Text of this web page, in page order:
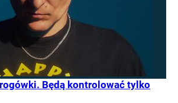
Będą kontrolować tylko